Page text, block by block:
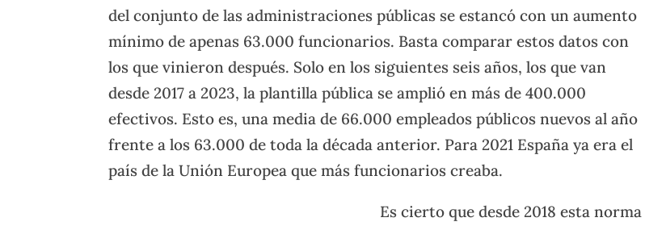
del conjunto de las administraciones públicas se estancó con un aumento
mínimo de apenas 63.000 funcionarios. Basta comparar estos datos con
los que vinieron después. Solo en los siguientes seis años, los que van
desde 2017 a 2023, la plantilla pública se amplió en más de 400.000
efectivos. Esto es, una media de 66.000 empleados públicos nuevos al año
frente a los 63.000 de toda la década anterior. Para 2021 España ya era el
país de la Unión Europea que más funcionarios creaba.
Es cierto que desde 2018 esta norma